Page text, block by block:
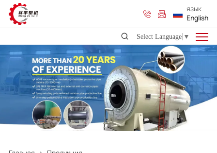
Головка
для
долбления
со
спиральным
корпусом
язык
English
Select Language ▼